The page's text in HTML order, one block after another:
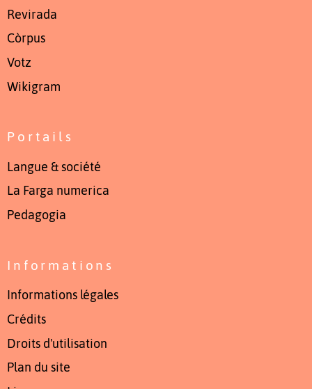
Revirada
Còrpus
Votz
Wikigram
Portails
Langue & société
La Farga numerica
Pedagogia
Informations
Informations légales
Crédits
Droits d'utilisation
Plan du site